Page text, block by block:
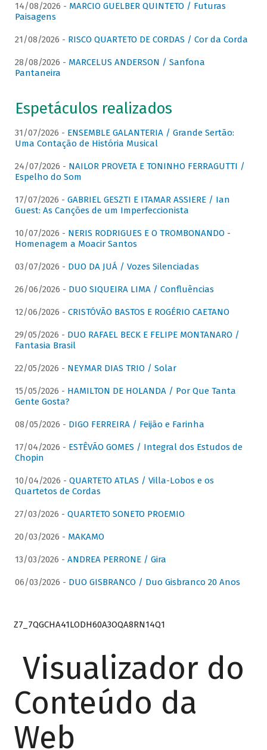
14/08/2026 - MARCIO GUELBER QUINTETO / Futuras
Paisagens
21/08/2026 - RISCO QUARTETO DE CORDAS / Cor da Corda
28/08/2026 - MARCELUS ANDERSON / Sanfona
Pantaneira
Espetáculos realizados
31/07/2026 - ENSEMBLE GALANTERIA / Grande Sertão:
Uma Contação de História Musical
24/07/2026 - NAILOR PROVETA E TONINHO FERRAGUTTI /
Espelho do Som
17/07/2026 - GABRIEL GESZTI E ITAMAR ASSIERE / Ian
Guest: As Canções de um Imperfeccionista
10/07/2026 - NERIS RODRIGUES E O TROMBONANDO -
Homenagem a Moacir Santos
03/07/2026 - DUO DA JUÁ / Vozes Silenciadas
26/06/2026 - DUO SIQUEIRA LIMA / Confluências
12/06/2026 - CRISTÓVÃO BASTOS E ROGÉRIO CAETANO
29/05/2026 - DUO RAFAEL BECK E FELIPE MONTANARO /
Fantasia Brasil
22/05/2026 - NEYMAR DIAS TRIO / Solar
15/05/2026 - HAMILTON DE HOLANDA / Por Que Tanta
Gente Gosta?
08/05/2026 - DIGO FERREIRA / Feijão e Farinha
17/04/2026 - ESTÊVÃO GOMES / Integral dos Estudos de
Chopin
10/04/2026 - QUARTETO ATLAS / Villa-Lobos e os
Quartetos de Cordas
27/03/2026 - QUARTETO SONETO PROEMIO
20/03/2026 - MAKAMO
13/03/2026 - ANDREA PERRONE / Gira
06/03/2026 - DUO GISBRANCO / Duo Gisbranco 20 Anos
Z7_7QGCHA41LODH60A3OQA8RN14Q1
Visualizador do
Conteúdo da
Web